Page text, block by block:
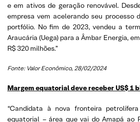
e em ativos de geração renovável.
empresa vem acelerando seu processo
portfólio. No fim de 2023, vendeu a
Araucária (Uega) para a Âmbar Energia,
R$ 320 milhões.”
Fonte: Valor Econômico, 28/02/2024
Margem equatorial deve receber US$ 1
“Candidata à nova fronteira
equatorial – área que vai do Amapá ao